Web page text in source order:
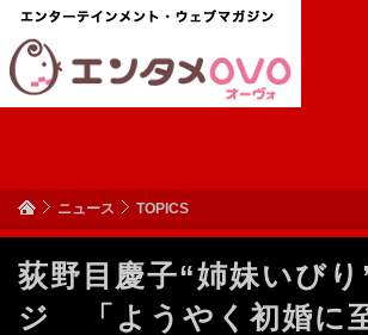
ニュース TOPICS
荻野目慶子“姉妹いび
ジ 「ようやく初婚に